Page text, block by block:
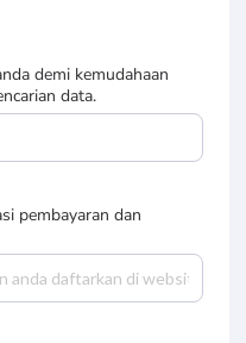
demi kemudahaan
data.
pembayaran dan